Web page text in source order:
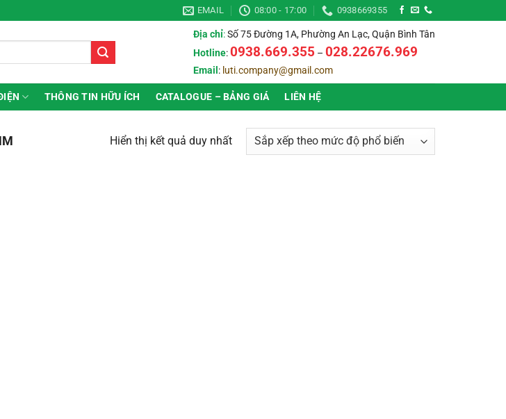
EMAIL 08:00 - 17:00 0938669355
Địa chỉ:Số 75 Đường 1A, Phường An Lạc, Quận Bình Tân
Hotline:0938.669.355 – 028.22676.969
Email : luti.company@gmail.com
THÔNG TIN HỮU ÍCH CATALOGUE – BẢNG GIÁ LIÊN HỆ
Hiển thị kết quả duy nhất